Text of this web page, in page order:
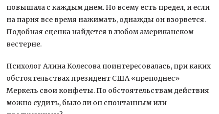
повышала с каждым днем. Но всему есть предел, и если
на парня все время нажимать, однажды он взорвется.
Подобная сценка найдется в любом американском
вестерне.
Психолог Алина Колесова поинтересовалась, при каких
обстоятельствах президент США «преподнес»
Меркель свои конфеты. По обстоятельствам действия
можно судить, было ли он спонтанным или